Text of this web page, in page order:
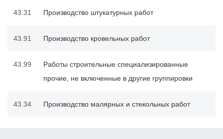
43.31 Производство штукатурных работ
43.91 Производство кровельных работ
43.99
Работы строительные специализированные
прочие, не включенные в другие группировки
43.34 Производство малярных и стекольных работ